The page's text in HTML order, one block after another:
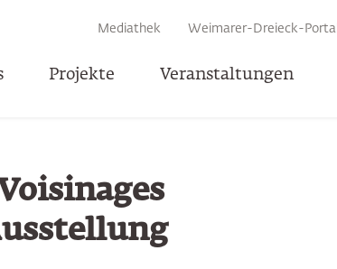
Mediathek Weimarer-Dreieck-Portal
Projekte Veranstaltungen